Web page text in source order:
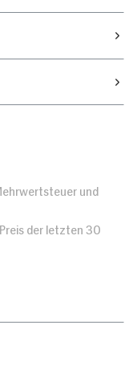
und
der letzten 30